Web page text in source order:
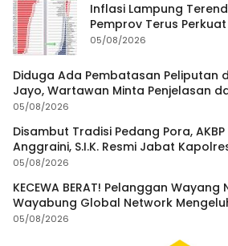
Inflasi Lampung
Pemprov Terus
Distribusi Pangan
05/08/2026
Diduga Ada Pembatasan Peliputan
Jayo, Wartawan Minta Penjelasan
05/08/2026
Disambut Tradisi Pedang Pora,
Anggraini, S.I.K. Resmi Jabat
05/08/2026
KECEWA BERAT! Pelanggan Wayang
Wayabung Global Network
Pelayanan
05/08/2026